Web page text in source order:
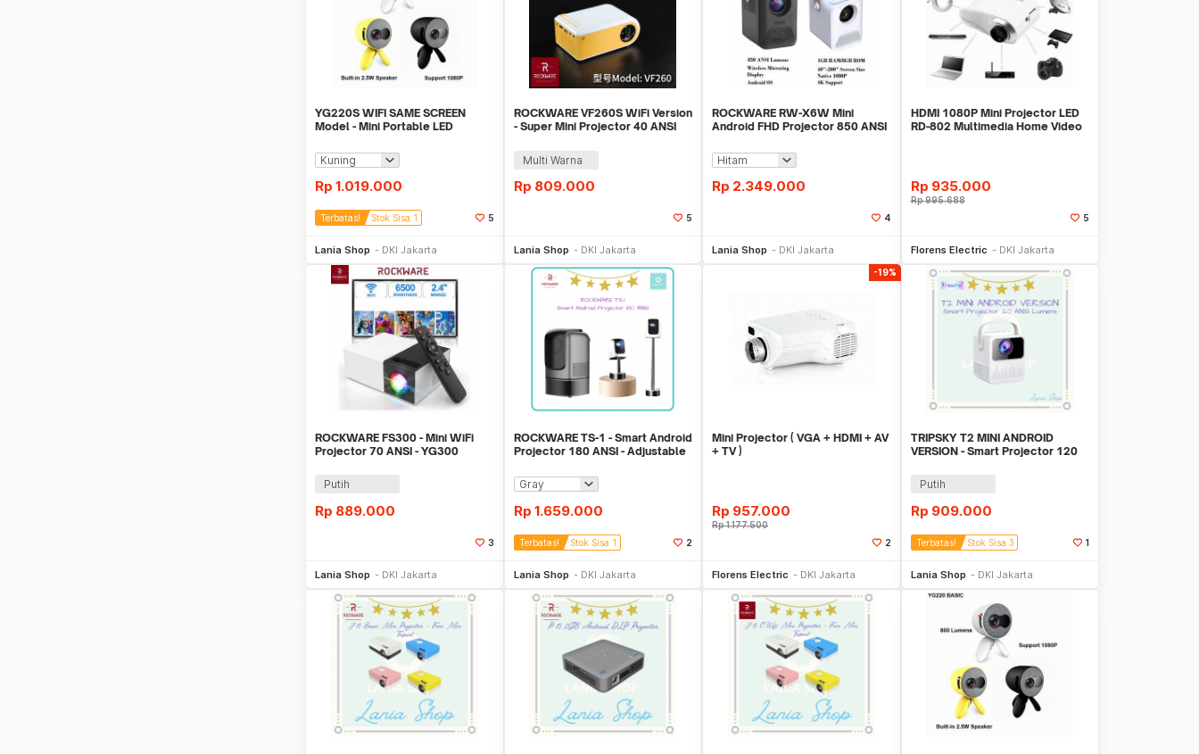
YG220S WIFI SAME SCREEN
Model - Mini Portable LED
Rp 1.019.000
Terbatas! Stok Sisa 1 5
Lania Shop DKI Jakarta
ROCKWARE VF260S WiFi Version
- Super Mini Projector 40 ANSI
Multi Warna
Rp 809.000
5
Lania Shop DKI Jakarta
ROCKWARE RW-X6W Mini
Android FHD Projector 850 ANSI
Rp 2.349.000
4
Lania Shop DKI Jakarta
HDMI 1080P Mini Projector LED
RD-802 Multimedia Home Video
Rp 935.000
Rp995.688
5
Florens Electric DKI Jakarta
ROCKWARE FS300 - Mini WiFi
Projector 70 ANSI - YG300
Putih
Rp 889.000
3
Lania Shop DKI Jakarta
ROCKWARE TS-1 - Smart Android
Projector 180 ANSI - Adjustable
Rp 1.659.000
Terbatas! Stok Sisa 1 2
Lania Shop DKI Jakarta
-19%
Mini Projector ( VGA + HDMI + AV
+ TV )
Rp 957.000
Rp1.177.500
2
Florens Electric DKI Jakarta
TRIPSKY T2 MINI ANDROID
VERSION - Smart Projector 120
Putih
Rp 909.000
Terbatas! Stok Sisa 3 1
Lania Shop DKI Jakarta